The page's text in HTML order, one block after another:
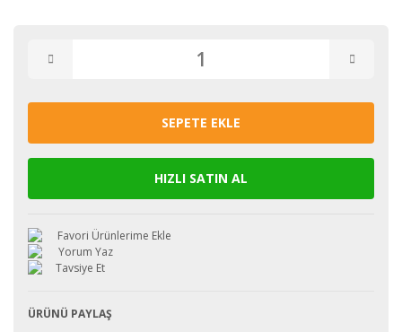
SEPETE EKLE
HIZLI SATIN AL
Yorum Yaz
Tavsiye Et
ÜRÜNÜ PAYLAŞ